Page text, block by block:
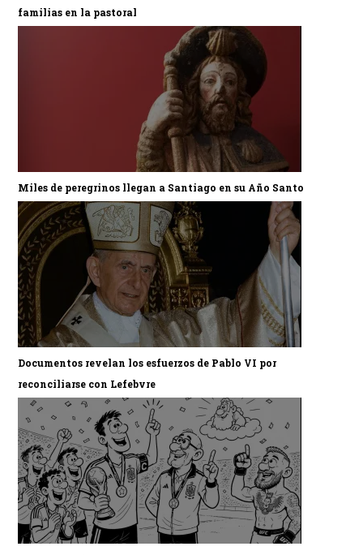
familias en la pastoral
Miles de peregrinos llegan a Santiago en su Año Santo
Documentos revelan los esfuerzos de Pablo VI por
reconciliarse con Lefebvre